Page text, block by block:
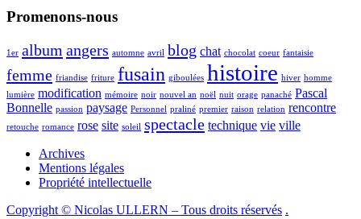
Promenons-nous
1er album angers automne avril blog chat chocolat coeur fantaisie
femme friandise friture fusain giboulées histoire hiver homme
lumière modification mémoire noir nouvel an noël nuit orage panaché Pascal
Bonnelle passion paysage Personnel praliné premier raison relation rencontre
retouche romance rose site soleil spectacle technique vie ville
Archives
Mentions légales
Propriété intellectuelle
Copyright © Nicolas ULLERN – Tous droits réservés .